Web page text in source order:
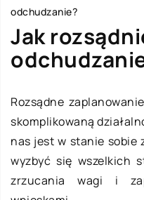
odchudzanie?
Jak
Rozsądne
skomplikowaną
nas jest w stanie sobie
wyzbyć się wszelkich
zrzucania wagi i